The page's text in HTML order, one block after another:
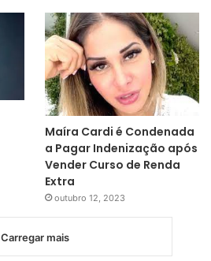
Maíra Cardi é Condenada
a Pagar Indenização após
Vender Curso de Renda
Extra
outubro 12, 2023
Carregar mais